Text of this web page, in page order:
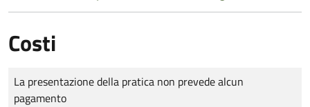
Costi
Tipo di pagamento
Importo
La presentazione della pratica non prevede alcun
pagamento